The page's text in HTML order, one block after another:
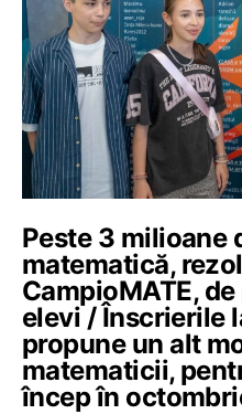
Peste 3 milioane
matematică,
CampioMATE,
elevi / Înscrierile
propune un alt
matematicii,
încep în